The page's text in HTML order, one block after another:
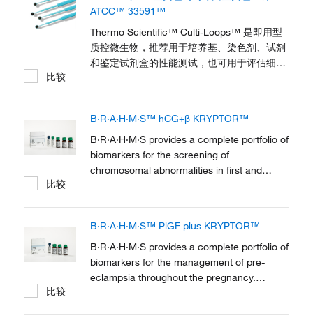
ATCC™ 33591™
Thermo Scientific™ Culti-Loops™ 是即用型
质控微生物，推荐用于培养基、染色剂、试剂
和鉴定试剂盒的性能测试，也可用于评估细菌
比较
B·R·A·H·M·S™ hCG+β KRYPTOR™
B·R·A·H·M·S provides a complete portfolio of
biomarkers for the screening of
chromosomal abnormalities in first and
second trimester.
比较
B·R·A·H·M·S™ PlGF plus KRYPTOR™
B·R·A·H·M·S provides a complete portfolio of
biomarkers for the management of pre-
eclampsia throughout the pregnancy.
比较